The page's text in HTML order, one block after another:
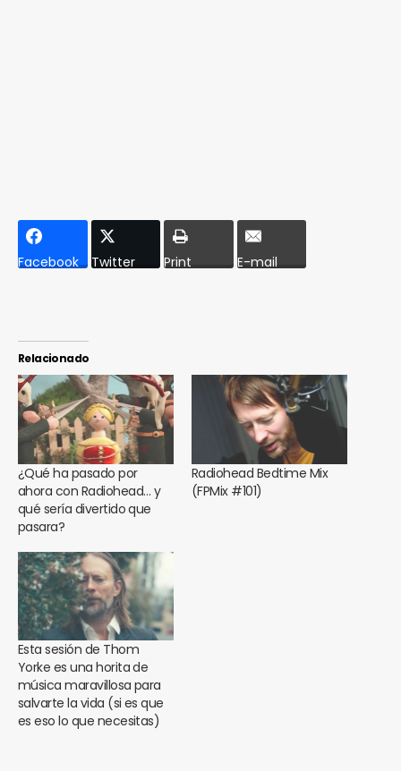
Facebook Twitter Print E-mail
Relacionado
¿Qué ha pasado por
ahora con Radiohead… y
qué sería divertido que
pasara?
Radiohead Bedtime Mix
(FPMix #101)
Esta sesión de Thom
Yorke es una horita de
música maravillosa para
salvarte la vida (si es que
es eso lo que necesitas)